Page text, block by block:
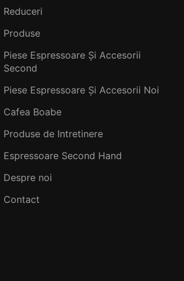
Reduceri
Produse
Piese Espressoare Și Accesorii
Second
Piese Espressoare Și Accesorii Noi
Cafea Boabe
Produse de Intretinere
Espressoare Second Hand
Despre noi
Contact